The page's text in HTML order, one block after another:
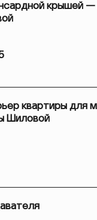
крышей —
квартиры для
Шиловой